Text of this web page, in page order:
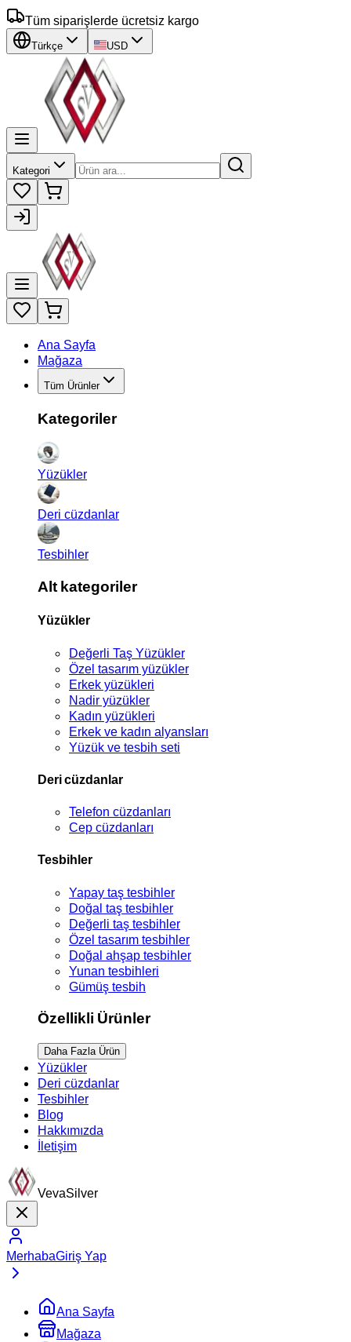
Tüm siparişlerde ücretsiz kargo
Türkçe USD
Kategori
Ana Sayfa
Mağaza
Tüm Ürünler
Kategoriler
Yüzükler
Deri cüzdanlar
Tesbihler
Alt kategoriler
Yüzükler
Değerli Taş Yüzükler
Özel tasarım yüzükler
Erkek yüzükleri
Nadir yüzükler
Kadın yüzükleri
Erkek ve kadın alyansları
Yüzük ve tesbih seti
Deri cüzdanlar
Telefon cüzdanları
Cep cüzdanları
Tesbihler
Yapay taş tesbihler
Doğal taş tesbihler
Değerli taş tesbihler
Özel tasarım tesbihler
Doğal ahşap tesbihler
Yunan tesbihleri
Gümüş tesbih
Özellikli Ürünler
Daha Fazla Ürün
Yüzükler
Deri cüzdanlar
Tesbihler
Blog
Hakkımızda
İletişim
VevaSilver
MerhabaGiriş Yap
Ana Sayfa
Mağaza